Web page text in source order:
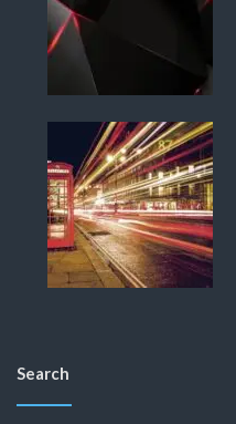
Search